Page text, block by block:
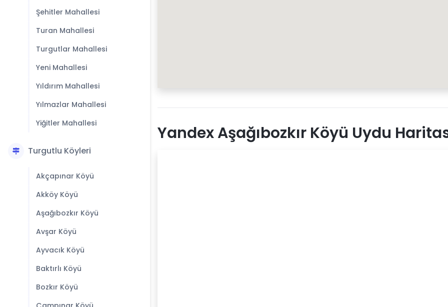
Şehitler Mahallesi
Turan Mahallesi
Turgutlar Mahallesi
Yeni Mahallesi
Yıldırım Mahallesi
Yılmazlar Mahallesi
Yiğitler Mahallesi
Turgutlu Köyleri
Akçapınar Köyü
Akköy Köyü
Aşağıbozkır Köyü
Avşar Köyü
Ayvacık Köyü
Baktırlı Köyü
Bozkır Köyü
Yandex Aşağıbozkır Köyü Uydu